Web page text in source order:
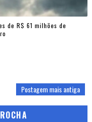
de R$ 61 milhões de
Postagem mais antiga